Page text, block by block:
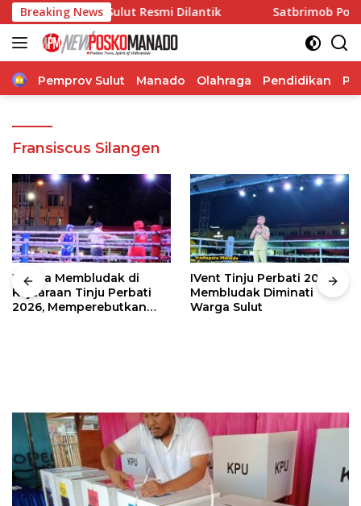
Langsung
ke
konten
Breaking News
di Sulut Resmi Dilantik Satbrimob Polda
Home
Pemprov Sulut Manado Olahraga Pendidikan
Fransiscus Silangen
Warga Membludak di
Kejuaraan Tinju Perbati
2026, Memperebutkan
IVent Tinju Perbati 2026
Membludak Diminati
Warga Sulut